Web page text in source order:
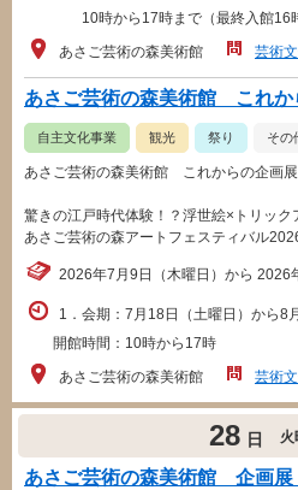
10時から17時まで（最終入館16時
あさご芸術の森美術館
芸術
あさご芸術の森美術館 これか
自主文化事業 観光 祭り その
あさご芸術の森美術館 これからの企画展
驚きの江戸時代体験！？浮世絵×トリック
あさご芸術の森アートフェスティバル
2026年7月9日（木曜日）から 2026
1．会期：7月18日（土曜日）から8
開館時間：10時から17時
あさご芸術の森美術館
芸術
28 日 火
あさご芸術の森美術館 企画展